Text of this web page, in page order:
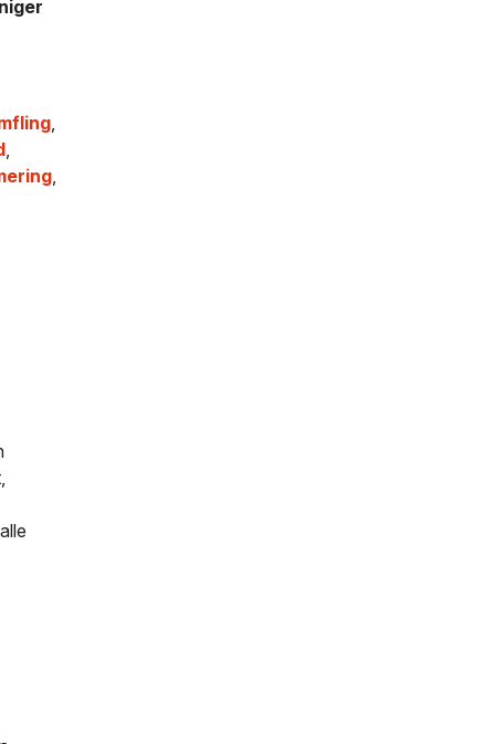
,
,
,